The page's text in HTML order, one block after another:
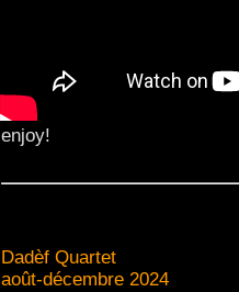
enjoy!
Dadèf Quartet
août-décembre 2024